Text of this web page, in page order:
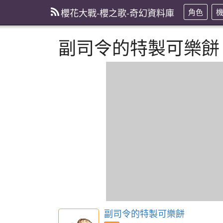
櫻花大戰-櫻之歌-奇幻資料庫 角色
副司令的特製可樂餅
副司令的特製可樂餅